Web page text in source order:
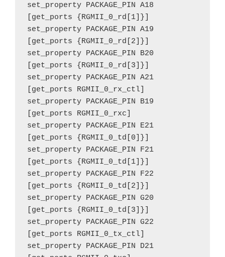
set_property PACKAGE_PIN A18
[get_ports {RGMII_0_rd[1]}]
set_property PACKAGE_PIN A19
[get_ports {RGMII_0_rd[2]}]
set_property PACKAGE_PIN B20
[get_ports {RGMII_0_rd[3]}]
set_property PACKAGE_PIN A21
[get_ports RGMII_0_rx_ctl]
set_property PACKAGE_PIN B19
[get_ports RGMII_0_rxc]
set_property PACKAGE_PIN E21
[get_ports {RGMII_0_td[0]}]
set_property PACKAGE_PIN F21
[get_ports {RGMII_0_td[1]}]
set_property PACKAGE_PIN F22
[get_ports {RGMII_0_td[2]}]
set_property PACKAGE_PIN G20
[get_ports {RGMII_0_td[3]}]
set_property PACKAGE_PIN G22
[get_ports RGMII_0_tx_ctl]
set_property PACKAGE_PIN D21